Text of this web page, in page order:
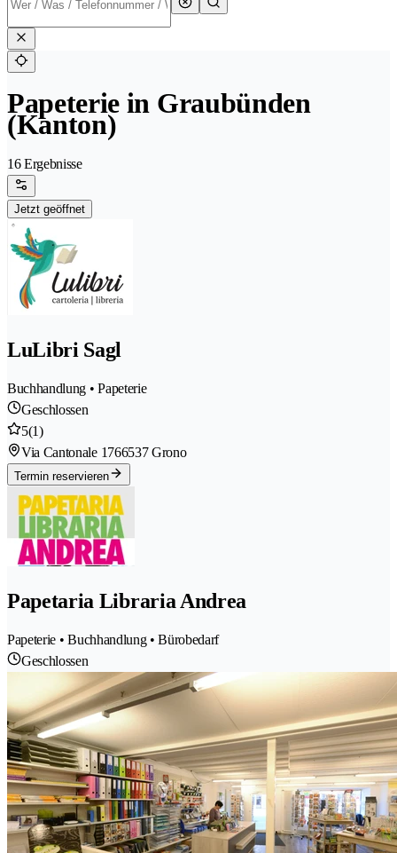
Papeterie in Graubünden
(Kanton)
16 Ergebnisse
Jetzt geöffnet
LuLibri Sagl
Buchhandlung • Papeterie
Geschlossen
5(1)
Via Cantonale 1766537 Grono
Termin reservieren
Papetaria Libraria Andrea
Papeterie • Buchhandlung • Bürobedarf
Geschlossen